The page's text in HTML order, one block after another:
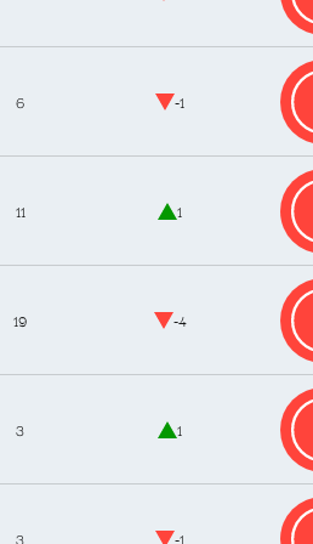
6 -1
11 1
19 -4
3 1
3 -1